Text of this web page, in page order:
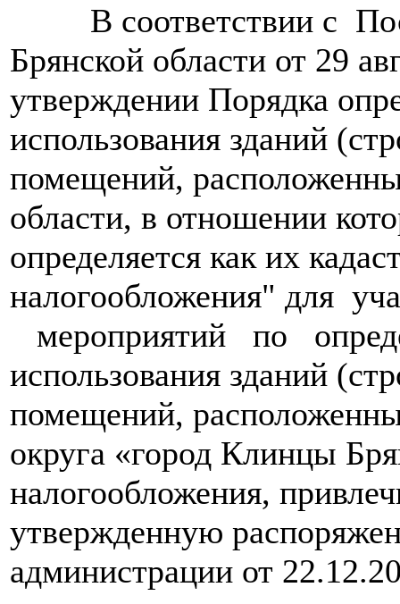
В соответствии с
Брянской области от 29
утверждении Порядка
использования зданий
помещений,
области, в отношении
определяется как их
налогообложения" для
мероприятий по
использования зданий
помещений,
округа «город Клинцы
налогообложения,
утвержденную
администрации от